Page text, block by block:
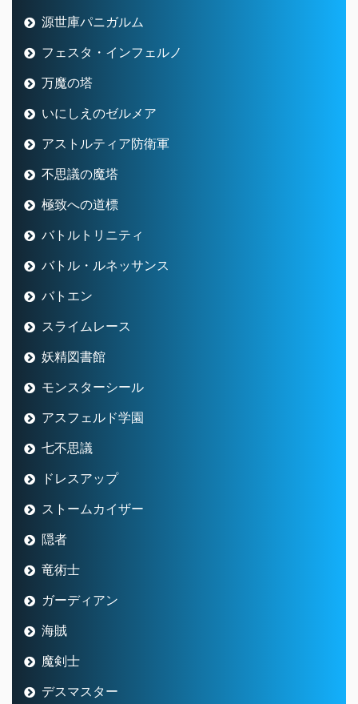
源世庫パニガルム
フェスタ・インフェルノ
万魔の塔
いにしえのゼルメア
アストルティア防衛軍
不思議の魔塔
極致への道標
バトルトリニティ
バトル・ルネッサンス
バトエン
スライムレース
妖精図書館
モンスターシール
アスフェルド学園
七不思議
ドレスアップ
ストームカイザー
隠者
竜術士
ガーディアン
海賊
魔剣士
デスマスター